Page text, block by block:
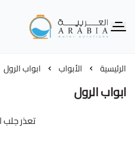
Alarabia Store - متجر العربية
الرئيسية الأبواب ابواب الرول
ابواب الرول
تعذر جلب